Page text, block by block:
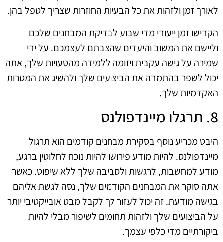
לאורך זמן ולזהות את כל הבעיות החוזרות שצריך לטפל בהן.
הקדישו זמן ייעודי מדי שבוע לבדיקת המבחנים שלכם
וליישם את המשוב והיעדים שהצבתם לעצמכם. על ידי
שמירה על גישה עקבית ויזומה ללמידה מהטעויות שלך, אתה
יכול לשפר בהתמדה את הביצועים שלך ולהשיג את המטרות
האקדמיות שלך.
8. תרגלו מיינדפולנס
היבט מכריע נוסף בסקירת מבחנים קודמים הוא תרגול
מיינדפולנס. להיות מודע פירושו להיות נוכח לחלוטין ברגע,
מודע למחשבות, לרגשות ולסביבה שלך ללא שיפוט. כאשר
אתה סוקר את המבחנים הקודמים שלך, נסה לגשת אליהם
בגישה מודעת. זה יכול לעזור לך לקבל מבט אובייקטיבי יותר
על הביצועים שלך ולזהות תחומים לשיפור מבלי להיות
ביקורתיים מדי כלפי עצמך.